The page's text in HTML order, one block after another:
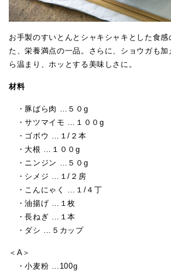
お手製のすいとんとシャキシャキとした食
た、栄養満点の一品。さらに、ショウガも
ら温まり、ホッとする美味しさに。
材料
・豚ばら肉 …５０g
・サツマイモ …１００g
・ゴボウ …１/２本
・大根 …１００g
・ニンジン …５０g
・シメジ …１/２房
・こんにゃく …１/４丁
・油揚げ …１枚
・長ねぎ …１本
・ダシ …５カップ
＜A＞
・小麦粉 …100g